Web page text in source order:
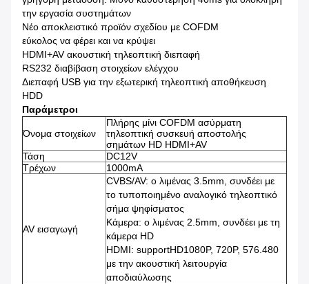
την εργασία συστημάτων
Νέο αποκλειστικό προϊόν σχεδίου με COFDM
εύκολος να φέρει και να κρύψει
HDMI+AV ακουστική τηλεοπτική διεπαφή
RS232 διαβίβαση στοιχείων ελέγχου
Διεπαφή USB για την εξωτερική τηλεοπτική αποθήκευση
HDD
Παράμετροι
Όνομα στοιχείων
Πλήρης μίνι COFDM ασύρματη
τηλεοπτική συσκευή αποστολής
σημάτων HD HDMI+AV
Τάση
DC12V
Τρέχων
1000mA
AV εισαγωγή
CVBS/AV: ο λιμένας 3.5mm, συνδέει με
το τυποποιημένο αναλογικό τηλεοπτικό
σήμα ψηφίσματος
Κάμερα: ο λιμένας 2.5mm, συνδέει με τη
κάμερα HD
HDMI: supportHD1080P, 720P, 576.480
με την ακουστική λειτουργία
αποδιαύλωσης